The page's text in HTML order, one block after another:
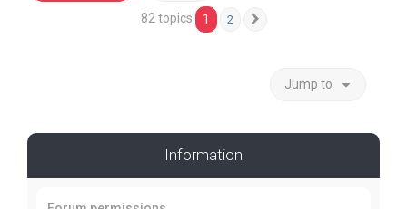
82 topics 1 2
Jump to
Information